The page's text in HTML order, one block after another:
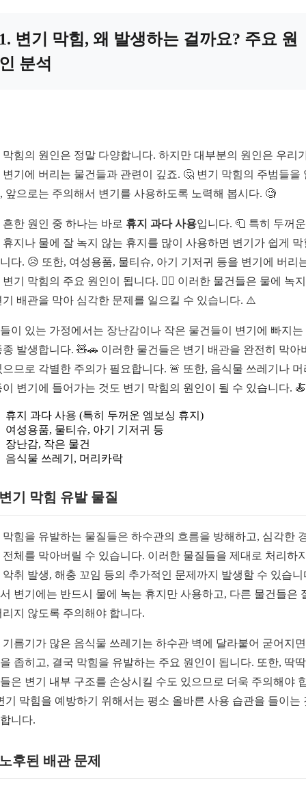
변기 막힘, 왜 발생하는 걸까요? 주요 원
분석
막힘의 원인은 정말 다양합니다. 하지만 대부분의 원인은 우리
변기에 버리는 물건들과 관련이 깊죠. 🤔 변기 막힘의 주범들을
앞으로는 주의해서 변기를 사용하도록 노력해 봅시다. 🧐
흔한 원인 중 하나는 바로 휴지 과다 사용입니다. 🧻 특히 두꺼
휴지나 물에 잘 녹지 않는 휴지를 많이 사용하면 변기가 쉽게 막
다. 😥 또한, 여성용품, 물티슈, 아기 기저귀 등을 변기에 버리
변기 막힘의 주요 원인이 됩니다. 🙅‍♀️ 이러한 물건들은 물에 녹
기 배관을 막아 심각한 문제를 일으킬 수 있습니다. ⚠️
이 있는 가정에서는 장난감이나 작은 물건들이 변기에 빠지는
종 발생합니다. 🧸🚗 이러한 물건들은 변기 배관을 완전히 막아
으므로 각별한 주의가 필요합니다. 🚨 또한, 음식물 쓰레기나 머
이 변기에 들어가는 것도 변기 막힘의 원인이 될 수 있습니다.
휴지 과다 사용 (특히 두꺼운 엠보싱 휴지)
여성용품, 물티슈, 아기 기저귀 등
장난감, 작은 물건
음식물 쓰레기, 머리카락
기 막힘 유발 물질
막힘을 유발하는 물질들은 하수관의 흐름을 방해하고, 심각한
전체를 막아버릴 수 있습니다. 이러한 물질들을 제대로 처리하
악취 발생, 해충 꼬임 등의 추가적인 문제까지 발생할 수 있습니
변기에는 반드시 물에 녹는 휴지만 사용하고, 다른 물건들은
리지 않도록 주의해야 합니다.
기름기가 많은 음식물 쓰레기는 하수관 벽에 달라붙어 굳어지
좁히고, 결국 막힘을 유발하는 주요 원인이 됩니다. 또한, 딱
은 변기 내부 구조를 손상시킬 수도 있으므로 더욱 주의해야
기 막힘을 예방하기 위해서는 평소 올바른 사용 습관을 들이는
니다.
후된 배관 문제